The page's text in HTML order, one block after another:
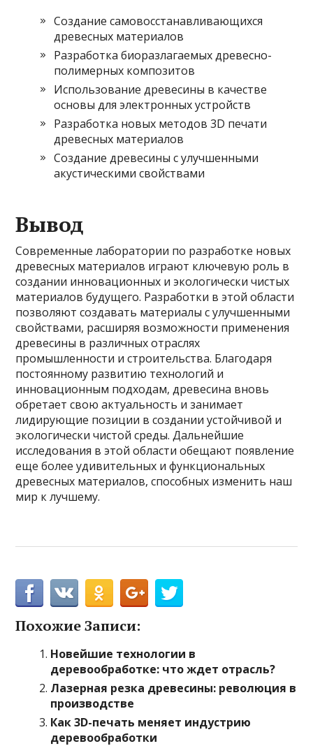
Создание самовосстанавливающихся
древесных материалов
Разработка биоразлагаемых древесно-
полимерных композитов
Использование древесины в качестве
основы для электронных устройств
Разработка новых методов 3D печати
древесных материалов
Создание древесины с улучшенными
акустическими свойствами
Вывод
Современные лаборатории по разработке новых
древесных материалов играют ключевую роль в
создании инновационных и экологически чистых
материалов будущего. Разработки в этой области
позволяют создавать материалы с улучшенными
свойствами, расширяя возможности применения
древесины в различных отраслях
промышленности и строительства. Благодаря
постоянному развитию технологий и
инновационным подходам, древесина вновь
обретает свою актуальность и занимает
лидирующие позиции в создании устойчивой и
экологически чистой среды. Дальнейшие
исследования в этой области обещают появление
еще более удивительных и функциональных
древесных материалов, способных изменить наш
мир к лучшему.
Похожие Записи:
Новейшие технологии в
деревообработке: что ждет отрасль?
Лазерная резка древесины: революция в
производстве
Как 3D-печать меняет индустрию
деревообработки